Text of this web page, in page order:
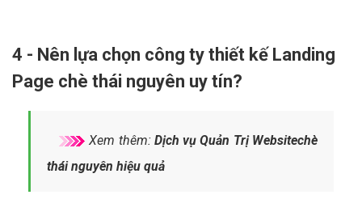
4 - Nên lựa chọn công ty thiết kế Landing
Page chè thái nguyên uy tín?
Xem thêm: Dịch vụ Quản Trị Websitechè
thái nguyên hiệu quả